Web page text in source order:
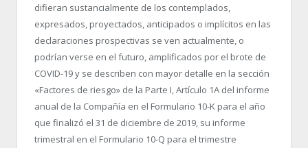
difieran sustancialmente de los contemplados,
expresados, proyectados, anticipados o implícitos en las
declaraciones prospectivas se ven actualmente, o
podrían verse en el futuro, amplificados por el brote de
COVID-19 y se describen con mayor detalle en la sección
«Factores de riesgo» de la Parte I, Artículo 1A del informe
anual de la Compañía en el Formulario 10-K para el año
que finalizó el 31 de diciembre de 2019, su informe
trimestral en el Formulario 10-Q para el trimestre